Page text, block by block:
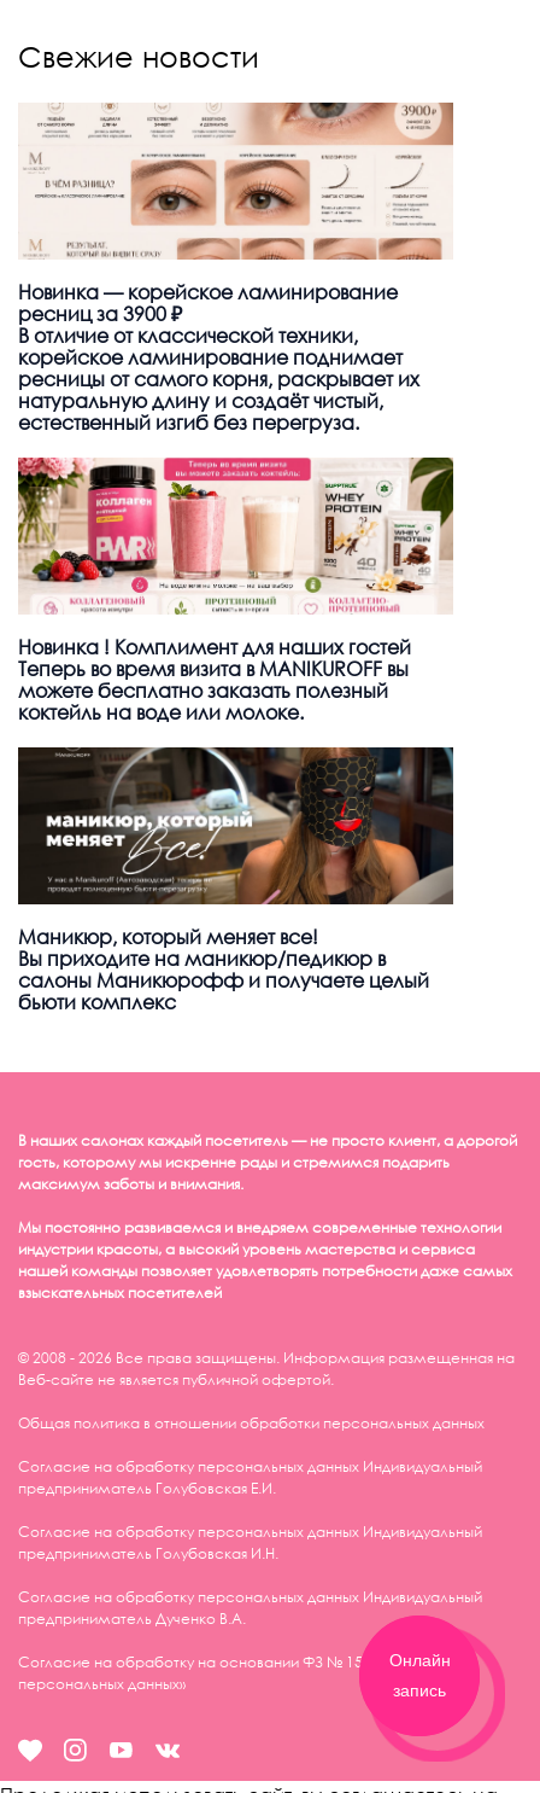
Свежие новости
Новинка — корейское ламинирование
ресниц за 3900 ₽
В отличие от классической техники,
корейское ламинирование поднимает
ресницы от самого корня, раскрывает их
натуральную длину и создаёт чистый,
естественный изгиб без перегруза.
Новинка ! Комплимент для наших гостей
Теперь во время визита в MANIKUROFF вы
можете бесплатно заказать полезный
коктейль на воде или молоке.
Маникюр, который меняет все!
Вы приходите на маникюр/педикюр в
салоны Маникюрофф и получаете целый
бьюти комплекс
В наших салонах каждый посетитель — не просто клиент, а дорогой
гость, которому мы искренне рады и стремимся подарить
максимум заботы и внимания.
Мы постоянно развиваемся и внедряем современные технологии
индустрии красоты, а высокий уровень мастерства и сервиса
нашей команды позволяет удовлетворять потребности даже самых
взыскательных посетителей
© 2008 - 2026 Все права защищены. Информация размещенная на
Веб-сайте не является публичной офертой.
Общая политика в отношении обработки персональных данных
Согласие на обработку персональных данных Индивидуальный
предприниматель Голубовская Е.И.
Согласие на обработку персональных данных Индивидуальный
предприниматель Голубовская И.Н.
Согласие на обработку персональных данных Индивидуальный
предприниматель Дученко В.А.
Согласие на обработку на основании ФЗ № 152-ФЗ «О
персональных данных»
Онлайн
запись
Онлайн
запись